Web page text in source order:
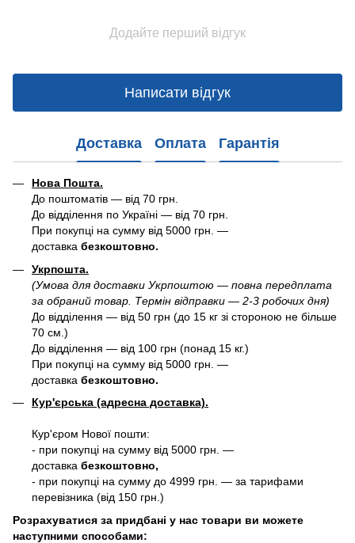
Додайте перший відгук
Написати відгук
Доставка Оплата Гарантія
Нова Пошта.
До поштоматів — від 70 грн.
До відділення по Україні — від 70 грн.
При покупці на сумму від 5000 грн. —
доставка безкоштовно.
Укрпошта.
(Умова для доставки Укрпоштою — повна передплата
за обраний товар. Термін відправки — 2-3 робочих дня)
До відділення — від 50 грн (до 15 кг зі стороною не більше
70 см.)
До відділення — від 100 грн (понад 15 кг.)
При покупці на сумму від 5000 грн. —
доставка безкоштовно.
Кур'єрська (адресна доставка).
Кур'єром Нової пошти:
- при покупці на сумму від 5000 грн. —
доставка безкоштовно,
- при покупці на сумму до 4999 грн. — за тарифами
перевізника (від 150 грн.)
Розрахуватися за придбані у нас товари ви можете
наступними способами: